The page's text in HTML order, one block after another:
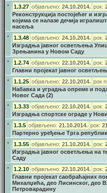
•
1.3.27 објављено: 24.10.2014. рок:
Реконструкција постојећег и
којима се налазе дечија
насеља
•
1.3.48 објављено: 24.10.2014. рок:
Изградња јавног осветљења
Зрењанина у Новом Саду
•
1.2.74 објављено: 22.10.2014. рок:
Главни пројекат јавног
•
1.1.25 објављено: 22.10.2014. рок
Набавка и уградња опреме и
Новог Сада (2)
•
1.3.33 објављено: 22.10.2014. рок:
Изградња спортске ограде у
•
1.3.5 објављено: 21.10.2014. рок:
Партерно уређење Трга
•
1.3.55 објављено: 21.10.2014. рок:
Изградња јавног осветљења на
Саду
•
1.2.10 објављено: 22.10.2014. рок:
Главни пројекат саобраћајних
Михалџића, део Лисинског, део
Петроварадину